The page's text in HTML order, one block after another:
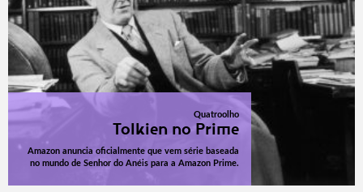
Quatroolho
Tolkien no Prime
Amazon anuncia oficialmente que vem série baseada
no mundo de Senhor do Anéis para a Amazon Prime.